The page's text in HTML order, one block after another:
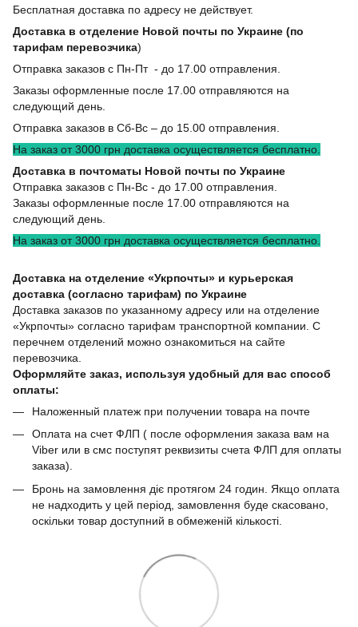
Бесплатная доставка по адресу не действует.
Доставка в отделение Новой почты по Украине (по
тарифам перевозчика)
Отправка заказов с Пн-Пт - до 17.00 отправления.
Заказы оформленные после 17.00 отправляются на
следующий день.
Отправка заказов в Сб-Вс – до 15.00 отправления.
На заказ от 3000 грн доставка осуществляется бесплатно.
Доставка в почтоматы Новой почты по Украине
Отправка заказов с Пн-Вс - до 17.00 отправления.
Заказы оформленные после 17.00 отправляются на
следующий день.
На заказ от 3000 грн доставка осуществляется бесплатно.
Доставка на отделение «Укрпочты» и курьерская
доставка (согласно тарифам) по Украине
Доставка заказов по указанному адресу или на отделение
«Укрпочты» согласно тарифам транспортной компании. С
перечнем отделений можно ознакомиться на сайте
перевозчика.
Оформляйте заказ, используя удобный для вас способ
оплаты:
Наложенный платеж при получении товара на почте
Оплата на счет ФЛП ( после оформления заказа вам на
Viber или в смс поступят реквизиты счета ФЛП для оплаты
заказа).
Бронь на замовлення діє протягом 24 годин. Якщо оплата
не надходить у цей період, замовлення буде скасовано,
оскільки товар доступний в обмеженій кількості.